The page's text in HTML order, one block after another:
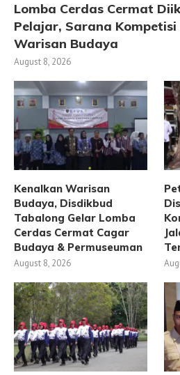
Lomba Cerdas Cermat
Pelajar, Sarana
Warisan Budaya
August 8, 2026
Kenalkan Warisan
Budaya, Disdikbud
Tabalong Gelar Lomba
Cerdas Cermat Cagar
Budaya & Permuseuman
August 8, 2026